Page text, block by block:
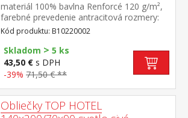
materiál 100% bavlna Renforcé 120 g/m²,
farebné prevedenie antracitová rozmery:
140 × 200 cm + 70 × 90 cm pevné, odolné,
stálofarebné, nezrážavá úprava, hotelový
uzáver prateľné do 60 °C
Kód produktu: B10220002
Skladom > 5 ks
43,50 € s DPH
-39% 71,50 € **
Obliečky TOP HOTEL